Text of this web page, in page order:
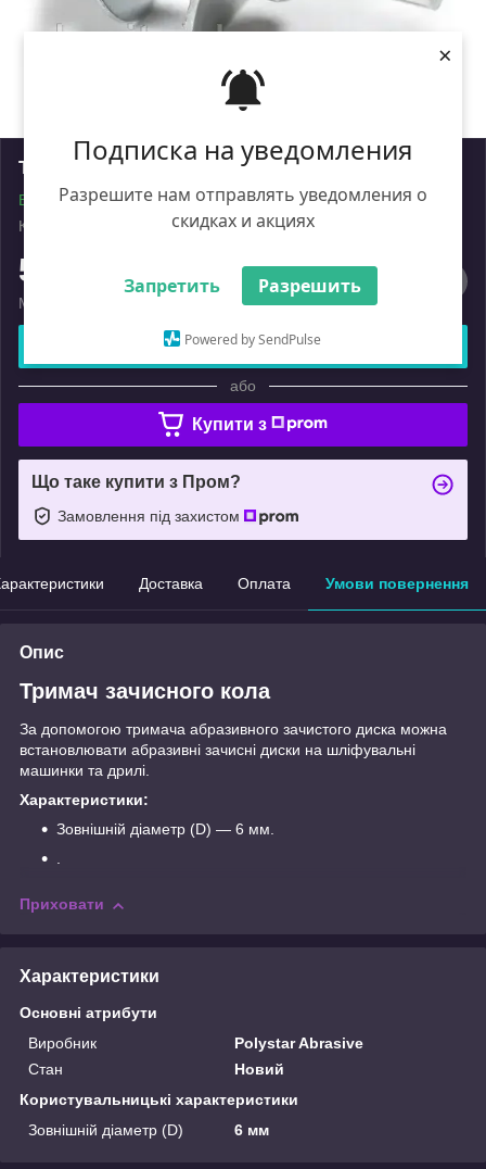
Подписка на уведомления
Разрешите нам отправлять уведомления о
скидках и акциях
Запретить Разрешить
Powered by SendPulse
×
Тримач зачисного кола
В наявності
Код: ik_2039279
Роздріб
59
Мінімальна сума замовлення на сайті — 450 ₴
Купити
або
Купити з
Що таке купити з Пром?
Замовлення під захистом
Доставка Оплата Умови повернення
Опис
Тримач зачисного кола
За допомогою тримача абразивного зачистого диска можна
встановлювати абразивні зачисні диски на шліфувальні
машинки та дрилі.
Характеристики:
Зовнішній діаметр (D) — 6 мм.
.
Приховати
Характеристики
Основні атрибути
Виробник
Polystar Abrasive
Стан
Новий
Користувальницькі характеристики
Зовнішній діаметр (D)
6 мм